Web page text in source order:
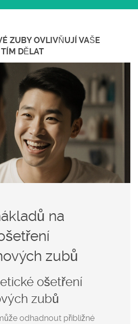
ZUBY OVLIVŇUJÍ VAŠE
DĚLAT
na
zubů
ošetření
zubů
odhadnout přibližné